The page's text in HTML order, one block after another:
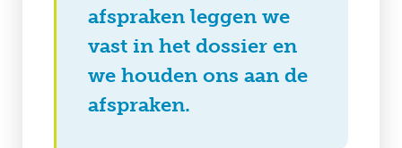
afspraken leggen we
vast in het dossier en
we houden ons aan de
afspraken.